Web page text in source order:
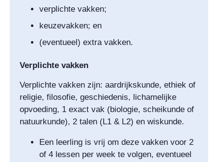
verplichte vakken;
keuzevakken; en
(eventueel) extra vakken.
Verplichte vakken
Verplichte vakken zijn: aardrijkskunde, ethiek of
religie, filosofie, geschiedenis, lichamelijke
opvoeding, 1 exact vak (biologie, scheikunde of
natuurkunde), 2 talen (L1 & L2) en wiskunde.
Een leerling is vrij om deze vakken voor 2
of 4 lessen per week te volgen, eventueel